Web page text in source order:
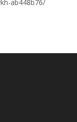
ab448b76/